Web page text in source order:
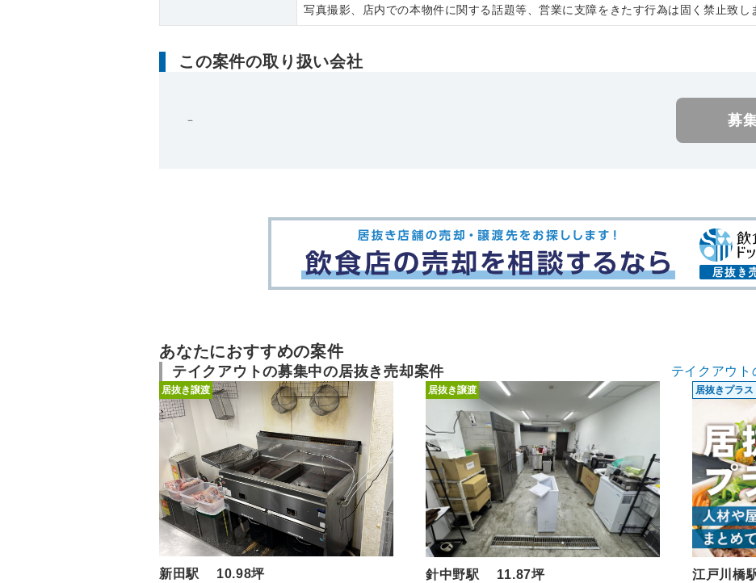
写真撮影、店内での本物件に関する話題等、営業に支障をきたす行為は固く禁止致し
この案件の取り扱い会社
－ 募
あなたにおすすめの案件
テイクアウトの募集中の居抜き売却案件 テイクアウト
居抜き譲渡
新田駅 10.98坪
居抜き譲渡
針中野駅 11.87坪
居抜きプラス
江戸川